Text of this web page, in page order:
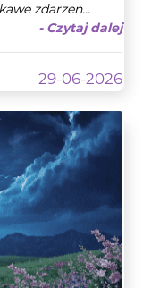
zdarzen...
- Czytaj dalej
29-06-2026